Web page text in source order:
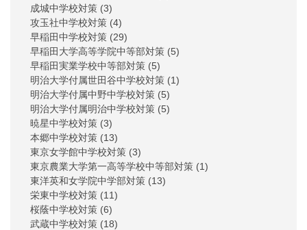
成城中学校対策 (3)
攻玉社中学校対策 (4)
早稲田中学校対策 (29)
早稲田大学高等学院中等部対策 (5)
早稲田実業学校中等部対策 (5)
明治大学付属世田谷中学校対策 (1)
明治大学付属中野中学校対策 (5)
明治大学付属明治中学校対策 (5)
暁星中学校対策 (3)
本郷中学校対策 (13)
東京女学館中学校対策 (3)
東京農業大学第一高等学校中等部対策 (1)
東洋英和女学院中学部対策 (13)
栄東中学校対策 (11)
桜蔭中学校対策 (6)
武蔵中学校対策 (18)